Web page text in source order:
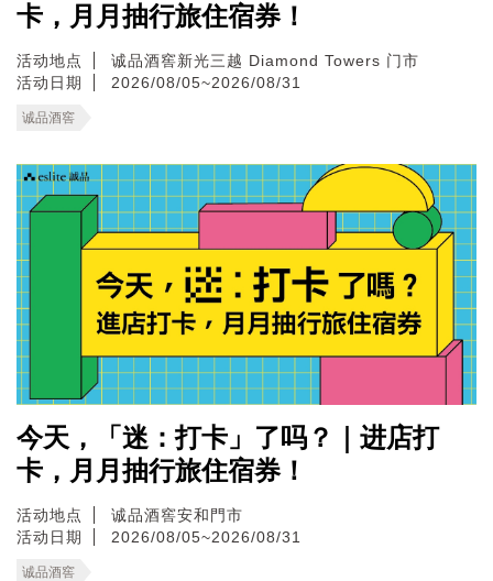
卡，月月抽行旅住宿券！
活动地点
诚品酒窖新光三越 Diamond Towers 门市
活动日期
2026/08/05~2026/08/31
诚品酒窖
今天，「迷：打卡」了吗？｜进店打
卡，月月抽行旅住宿券！
活动地点
诚品酒窖安和門市
活动日期
2026/08/05~2026/08/31
诚品酒窖